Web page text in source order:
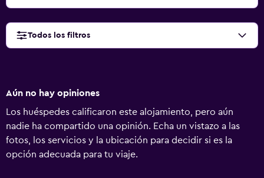
Todos los filtros
Aún no hay opiniones
Los huéspedes calificaron este alojamiento, pero aún
nadie ha compartido una opinión. Echa un vistazo a las
fotos, los servicios y la ubicación para decidir si es la
opción adecuada para tu viaje.